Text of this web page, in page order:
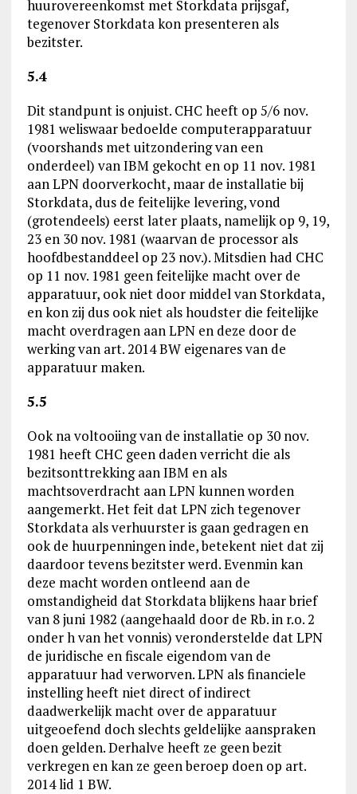
huurovereenkomst met Storkdata prijsgaf,
tegenover Storkdata kon presenteren als
bezitster.
5.4
Dit standpunt is onjuist. CHC heeft op 5/6 nov.
1981 weliswaar bedoelde computerapparatuur
(voorshands met uitzondering van een
onderdeel) van IBM gekocht en op 11 nov. 1981
aan LPN doorverkocht, maar de installatie bij
Storkdata, dus de feitelijke levering, vond
(grotendeels) eerst later plaats, namelijk op 9, 19,
23 en 30 nov. 1981 (waarvan de processor als
hoofdbestanddeel op 23 nov.). Mitsdien had CHC
op 11 nov. 1981 geen feitelijke macht over de
apparatuur, ook niet door middel van Storkdata,
en kon zij dus ook niet als houdster die feitelijke
macht overdragen aan LPN en deze door de
werking van art. 2014 BW eigenares van de
apparatuur maken.
5.5
Ook na voltooiing van de installatie op 30 nov.
1981 heeft CHC geen daden verricht die als
bezitsonttrekking aan IBM en als
machtsoverdracht aan LPN kunnen worden
aangemerkt. Het feit dat LPN zich tegenover
Storkdata als verhuurster is gaan gedragen en
ook de huurpenningen inde, betekent niet dat zij
daardoor tevens bezitster werd. Evenmin kan
deze macht worden ontleend aan de
omstandigheid dat Storkdata blijkens haar brief
van 8 juni 1982 (aangehaald door de Rb. in r.o. 2
onder h van het vonnis) veronderstelde dat LPN
de juridische en fiscale eigendom van de
apparatuur had verworven. LPN als financiele
instelling heeft niet direct of indirect
daadwerkelijk macht over de apparatuur
uitgeoefend doch slechts geldelijke aanspraken
doen gelden. Derhalve heeft ze geen bezit
verkregen en kan ze geen beroep doen op art.
2014 lid 1 BW.